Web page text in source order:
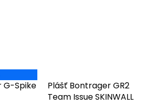
G-Spike
Plášť Bontrager GR2
Team Issue SKINWALL